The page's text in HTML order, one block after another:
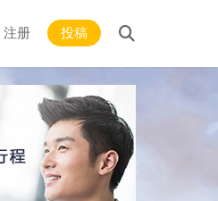
注册 投稿